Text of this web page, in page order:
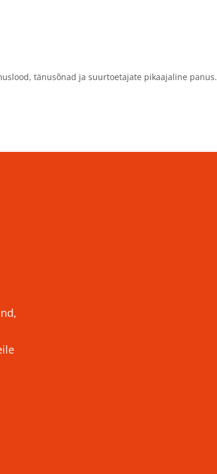
tänusõnad ja suurtoetajate pikaajaline panus.